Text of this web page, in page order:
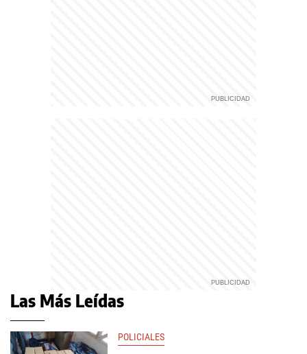
Las Más Leídas
POLICIALES